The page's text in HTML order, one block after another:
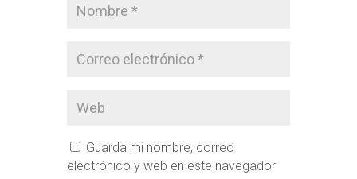
Guarda mi nombre, correo
electrónico y web en este navegador